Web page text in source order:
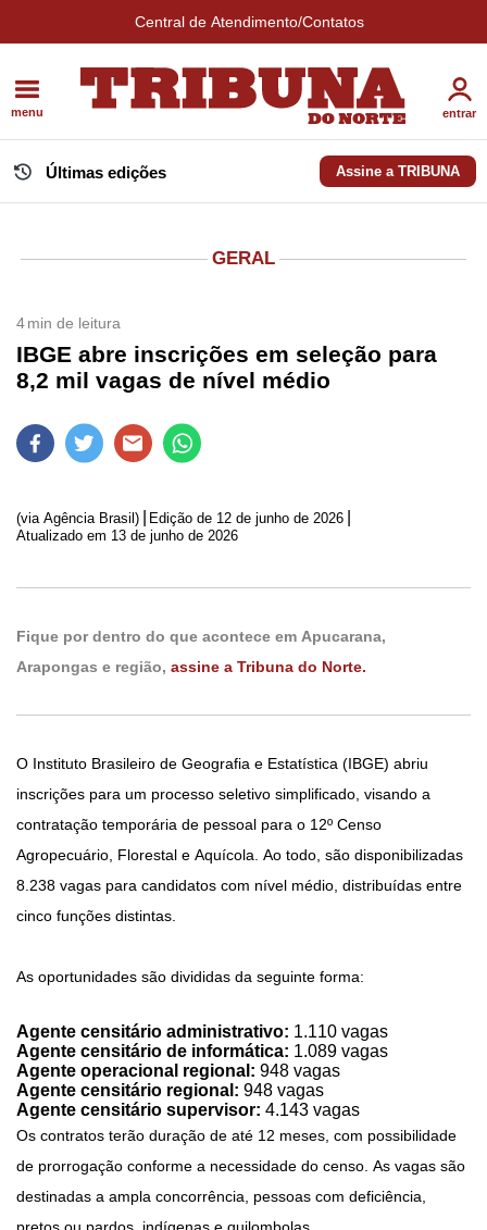
Central de Atendimento/Contatos
menu entrar
Últimas edições Assine a TRIBUNA
GERAL
4min de leitura
IBGE abre inscrições em seleção para
8,2 mil vagas de nível médio
(via Agência Brasil) Edição de 12 de junho de 2026
Atualizado em 13 de junho de 2026
Fique por dentro do que acontece em Apucarana,
Arapongas e região, assine a Tribuna do Norte.
O Instituto Brasileiro de Geografia e Estatística (IBGE) abriu
inscrições para um processo seletivo simplificado, visando a
contratação temporária de pessoal para o 12º Censo
Agropecuário, Florestal e Aquícola. Ao todo, são disponibilizadas
8.238 vagas para candidatos com nível médio, distribuídas entre
cinco funções distintas.
As oportunidades são divididas da seguinte forma:
Agente censitário administrativo: 1.110 vagas
Agente censitário de informática: 1.089 vagas
Agente operacional regional: 948 vagas
Agente censitário regional: 948 vagas
Agente censitário supervisor: 4.143 vagas
Os contratos terão duração de até 12 meses, com possibilidade
de prorrogação conforme a necessidade do censo. As vagas são
destinadas a ampla concorrência, pessoas com deficiência,